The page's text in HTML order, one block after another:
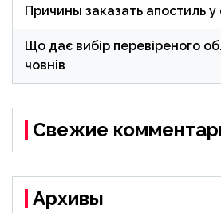
Причины заказать апостиль
Що дає вибір перевіреного
човнів
Свежие
Архивы